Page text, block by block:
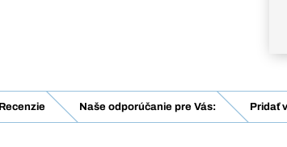
Recenzie Naše odporúčanie pre Vás: Pridať